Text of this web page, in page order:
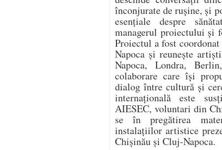
înconjurate de rușine, și
esențiale despre
managerul proiectului și
Proiectul a fost
Napoca și reunește
Napoca, Londra,
colaborare care își
dialog între cultură și
internațională este
AIESEC, voluntari din
se în pregătirea
instalațiilor artistice
Chișinău și Cluj-Napoca.